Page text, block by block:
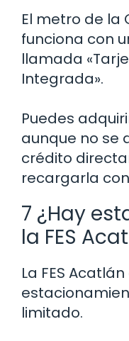
El metro de la
funciona con
llamada
Integrada».
Puedes
aunque no se
crédito
recargarla
7 ¿Hay
la FES
La FES
limitado.